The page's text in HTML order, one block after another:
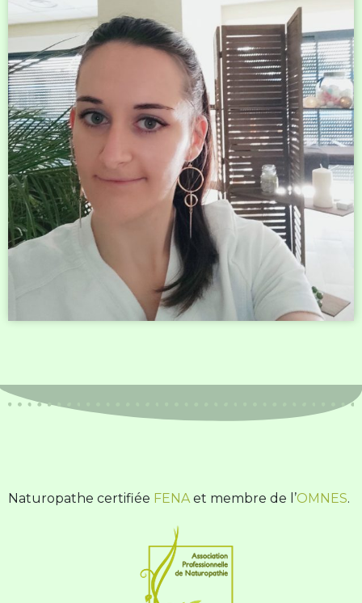
Naturopathe certifiée FENA et membre de l’OMNES.